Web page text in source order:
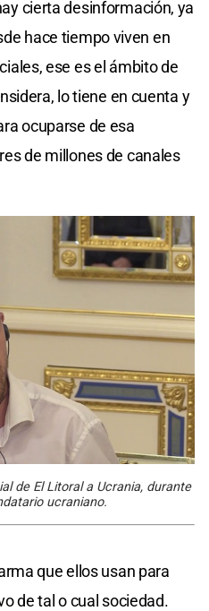
cierta desinformación, ya
hace tiempo viven en
ese es el ámbito de
lo tiene en cuenta y
ocuparse de esa
de millones de canales
de El Litoral a Ucrania, durante
ucraniano.
que ellos usan para
de tal o cual sociedad.